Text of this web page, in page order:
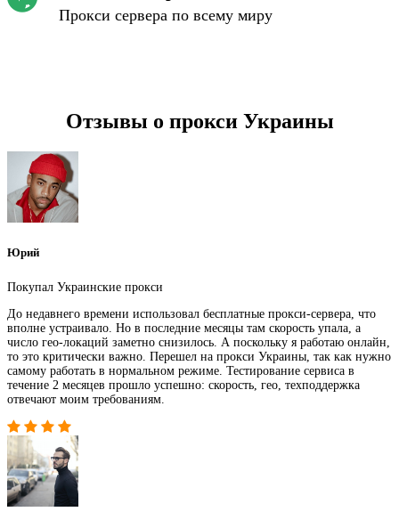
Прокси сервера по всему миру
Отзывы о прокси Украины
Юрий
Покупал Украинские прокси
До недавнего времени использовал бесплатные прокси-сервера, что
вполне устраивало. Но в последние месяцы там скорость упала, а
число гео-локаций заметно снизилось. А поскольку я работаю онлайн,
то это критически важно. Перешел на прокси Украины, так как нужно
самому работать в нормальном режиме. Тестирование сервиса в
течение 2 месяцев прошло успешно: скорость, гео, техподдержка
отвечают моим требованиям.